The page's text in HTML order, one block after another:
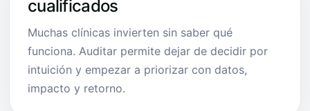
cualificados
Muchas clínicas invierten sin saber qué
funciona. Auditar permite dejar de decidir por
intuición y empezar a priorizar con datos,
impacto y retorno.